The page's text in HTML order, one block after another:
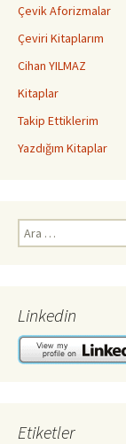
Çevik Aforizmalar
Çeviri Kitaplarım
Cihan YILMAZ
Kitaplar
Takip Ettiklerim
Yazdığım Kitaplar
Arama:
Linkedin
Etiketler